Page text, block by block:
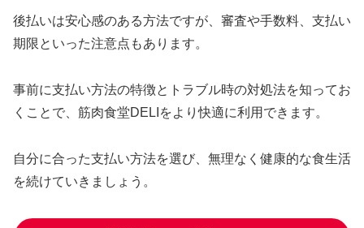
後払いは安心感のある方法ですが、審査や手数料、支払い
期限といった注意点もあります。
事前に支払い方法の特徴とトラブル時の対処法を知ってお
くことで、筋肉食堂DELIをより快適に利用できます。
自分に合った支払い方法を選び、無理なく健康的な食生活
を続けていきましょう。